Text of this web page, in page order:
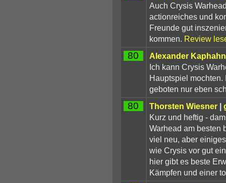
Auch Crysis
actionreiches und
Freunde gut
kommen. Review
80 Alexander Kaphahn
Ich kann Crysis
Hauptspiel
geboten nur eben
80 Thorsten Wiesner|
Kurz und heftig -
Warhead am besten
viel neu, aber
wie Crysis vor gut
hier gibt es beste
Kämpfen und einer